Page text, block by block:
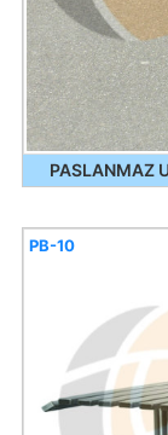
PASLANMAZ
PB-10